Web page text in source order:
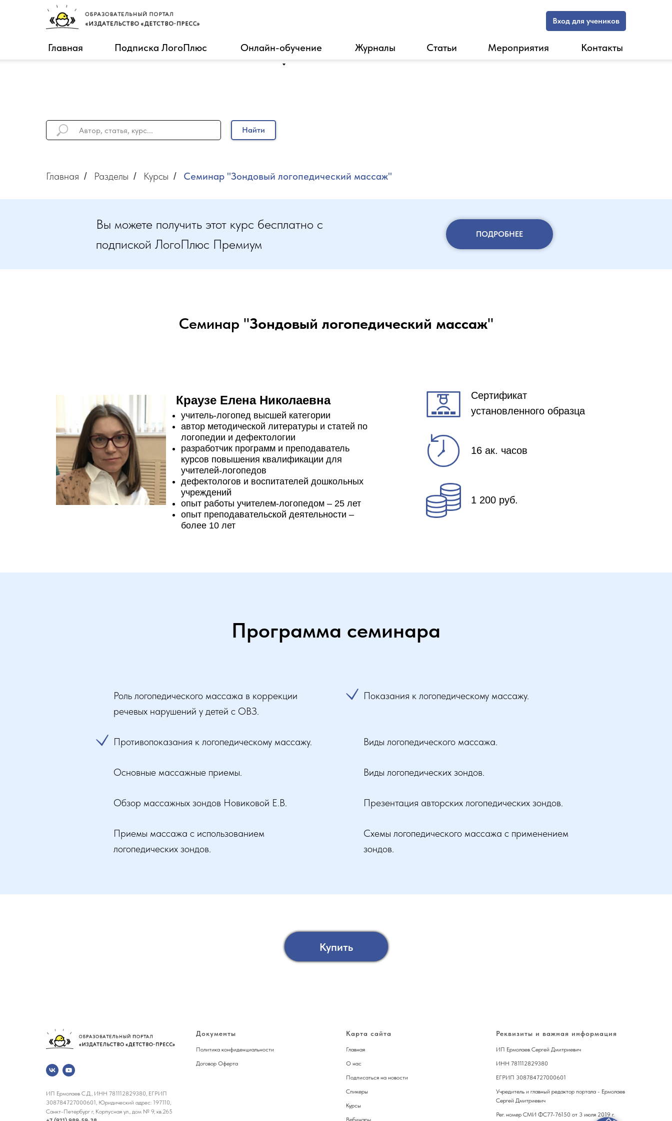
Вход для учеников
Главная Подписка ЛогоПлюс Онлайн-обучение Журналы Статьи Мероприятия Контакты
Найти
Главная / Разделы / Курсы / Семинар "Зондовый логопедический массаж​"
Вы можете получить этот курс бесплатно с
подпиской ЛогоПлюс Премиум
ПОДРОБНЕЕ
Семинар "Зондовый логопедический массаж"
Краузе Елена Николаевна
Сертификат
установленного образца
учитель-логопед высшей категории
автор методической литературы и статей по
логопедии и дефектологии
разработчик программ и преподаватель
курсов повышения квалификации для
учителей-логопедов
дефектологов и воспитателей дошкольных
учреждений
опыт работы учителем-логопедом – 25 лет
опыт преподавательской деятельности –
более 10 лет
16 ак. часов
1 200 руб.
Программа семинара
Роль логопедического массажа в коррекции
речевых нарушений у детей с ОВЗ.
Показания к логопедическому массажу.
Противопоказания к логопедическому массажу. Виды логопедического массажа.
Основные массажные приемы. Виды логопедических зондов.
Обзор массажных зондов Новиковой Е.В. Презентация авторских логопедических зондов.
Приемы массажа с использованием
логопедических зондов.
Схемы логопедического массажа с применением
зондов.
Купить
ИП Ермолаев С.Д., ИНН 781112829380, ЕГРИП
308784727000601, Юридический адрес: 197110,
Санкт-Петербург г, Корпусная ул., дом № 9, кв.265
Документы
Политика конфиденциальности
Договор Оферта
Карта сайта
Главная
О нас
Подписаться на новости
Спикеры
Курсы
Вебинары
Реквизиты и важная информация
ИП Ермолаев Сергей Дмитриевич
ИНН 781112829380
ЕГРИП 308784727000601
Учредитель и главный редактор портала - Ермолаев
Сергей Дмитриевич
Рег. номер СМИ ФС77-76150 от 3 июля 2019 г.